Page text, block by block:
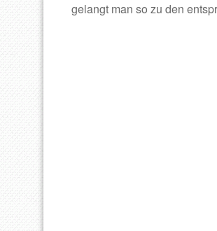
gelangt man so zu den